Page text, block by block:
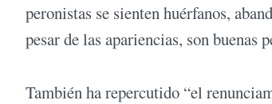
peronistas se sienten huérfanos,
pesar de las apariencias, son buenas
También ha repercutido “el